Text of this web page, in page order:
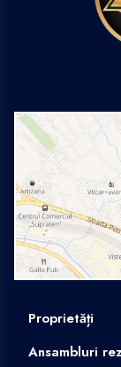
Proprietăți
Ansambluri